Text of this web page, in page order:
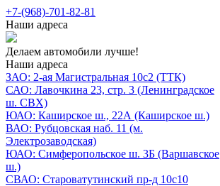
+7-(968)-701-82-81
Наши адреса
Делаем автомобили лучше!
Наши адреса
ЗАО: 2-ая Магистральная 10с2 (ТТК)
САО: Лавочкина 23, стр. 3 (Ленинградское
ш. СВХ)
ЮАО: Каширское ш., 22А (Каширское ш.)
ВАО: Рубцовская наб. 11 (м.
Электрозаводская)
ЮАО: Симферопольское ш. 3Б (Варшавское
ш.)
СВАО: Староватутинский пр-д 10с10